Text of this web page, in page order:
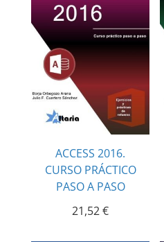
ACCESS 2016.
CURSO PRÁCTICO
PASO A PASO
21,52€